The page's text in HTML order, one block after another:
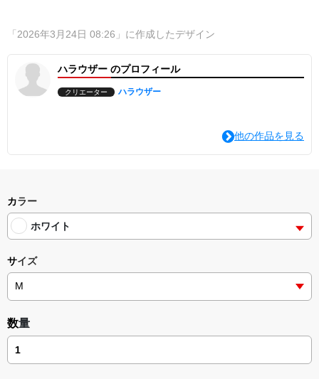
「2026年3月24日 08:26」に作成したデザイン
ハラウザー のプロフィール
クリエーター ハラウザー
他の作品を見る
カラー
ホワイト
サイズ
数量